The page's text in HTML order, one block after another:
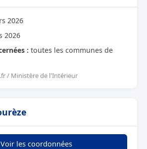
2026
2026
: toutes les communes de
/ Ministère de l'Intérieur
Voir les coordonnées